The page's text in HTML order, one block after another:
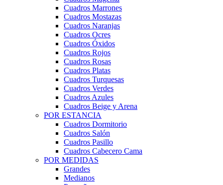
Cuadros Marrones
Cuadros Mostazas
Cuadros Naranjas
Cuadros Ocres
Cuadros Óxidos
Cuadros Rojos
Cuadros Rosas
Cuadros Platas
Cuadros Turquesas
Cuadros Verdes
Cuadros Azules
Cuadros Beige y Arena
POR ESTANCIA
Cuadros Dormitorio
Cuadros Salón
Cuadros Pasillo
Cuadros Cabecero Cama
POR MEDIDAS
Grandes
Medianos